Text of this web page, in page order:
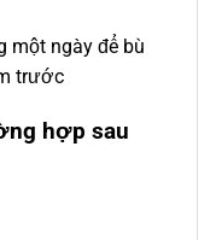
một ngày để bù
trước
hợp sau